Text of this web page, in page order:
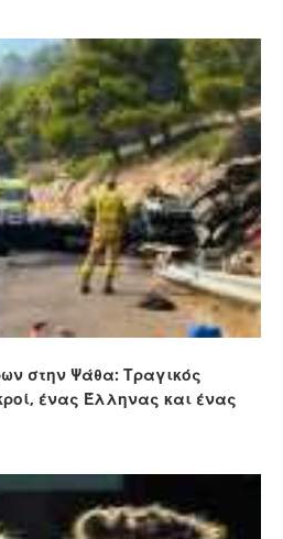
στην Ψάθα: Τραγικός
ένας Έλληνας και ένας